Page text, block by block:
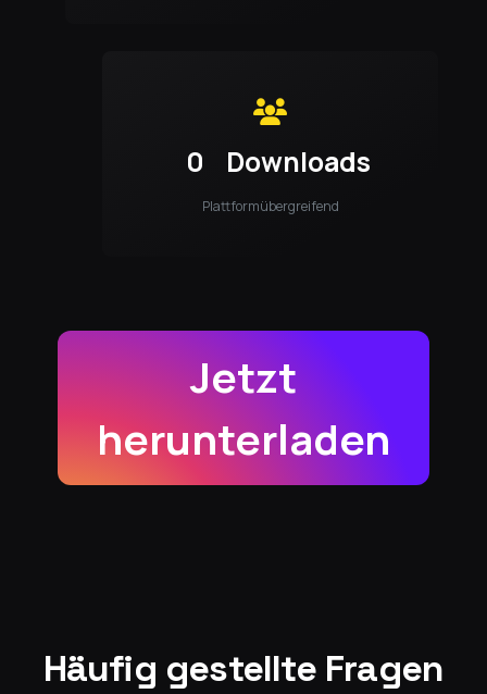
0 Downloads
Plattformübergreifend
Jetzt
herunterladen
Häufig gestellte Fragen